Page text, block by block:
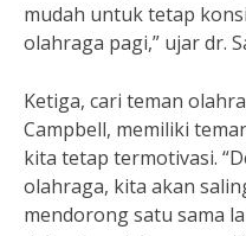
mudah untuk tetap
olahraga pagi,” ujar dr.
Ketiga, cari teman
Campbell, memiliki
kita tetap termotivasi.
olahraga, kita akan
mendorong satu sama